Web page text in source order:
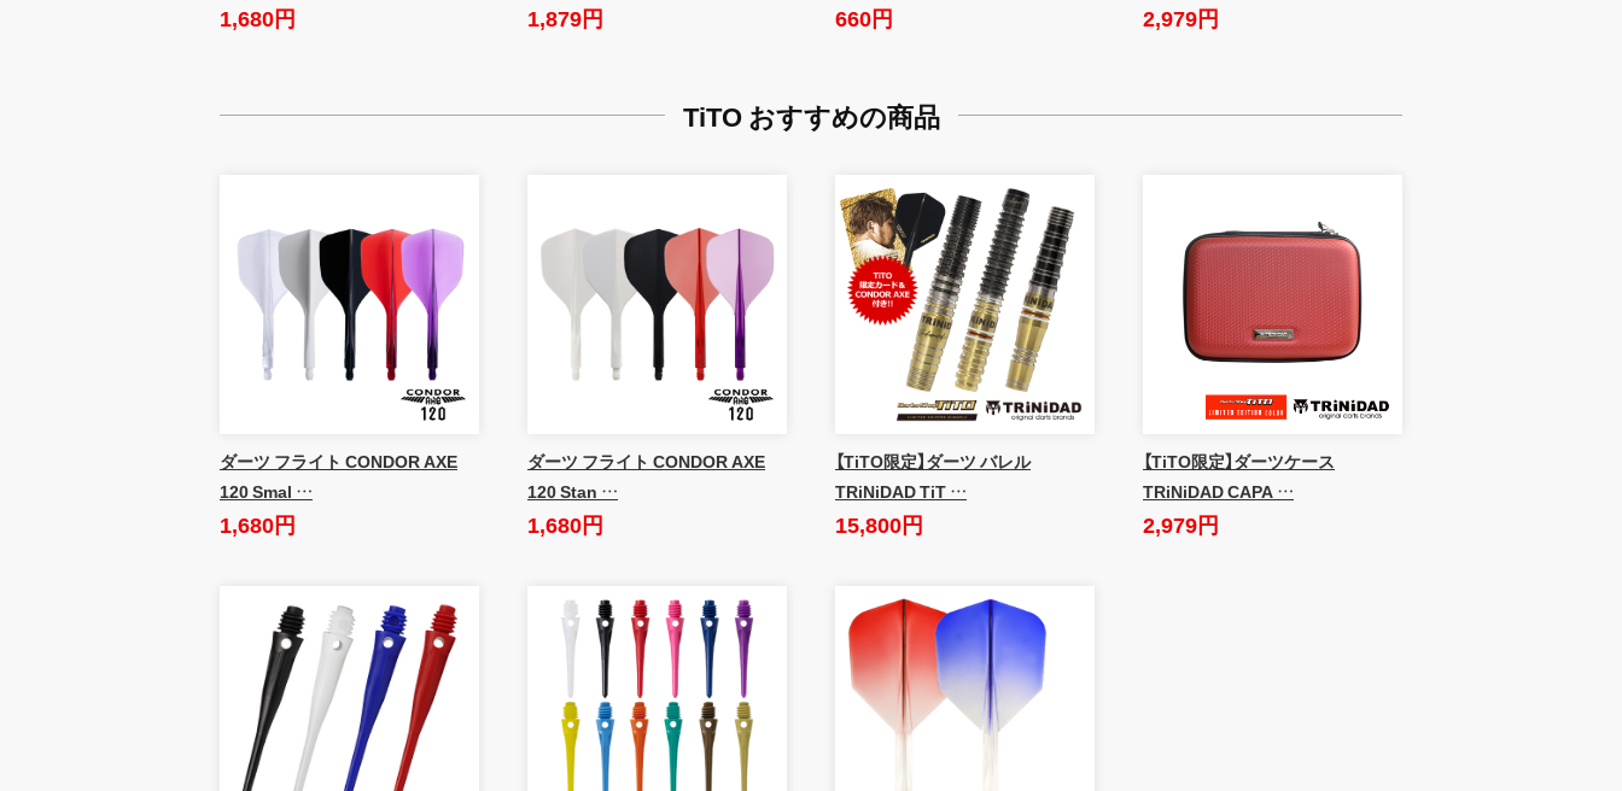
1,680円 1,879円 660円 2,979円
TiTO おすすめの商品
ダーツ フライト CONDOR AXE
120 Smal …
1,680円
ダーツ フライト CONDOR AXE
120 Stan …
1,680円
【TiTO限定】ダーツ バレル
TRiNiDAD TiT …
15,800円
【TiTO限定】ダーツケース
TRiNiDAD CAPA …
2,979円